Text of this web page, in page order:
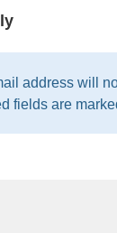
address will
fields are